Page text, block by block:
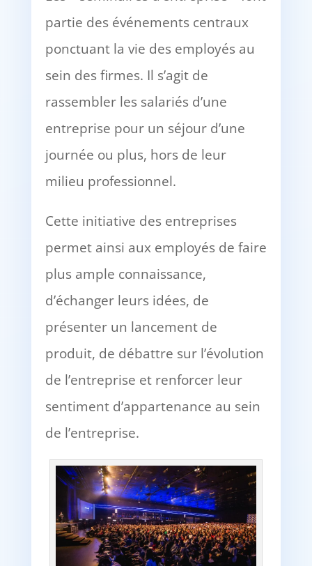
partie des événements centraux
ponctuant la vie des employés au
sein des firmes. Il s’agit de
rassembler les salariés d’une
entreprise pour un séjour d’une
journée ou plus, hors de leur
milieu professionnel.
Cette initiative des entreprises
permet ainsi aux employés de faire
plus ample connaissance,
d’échanger leurs idées, de
présenter un lancement de
produit, de débattre sur l’évolution
de l’entreprise et renforcer leur
sentiment d’appartenance au sein
de l’entreprise.